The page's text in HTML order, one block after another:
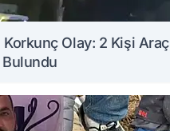
Korkunç Olay: 2 Kişi Araç